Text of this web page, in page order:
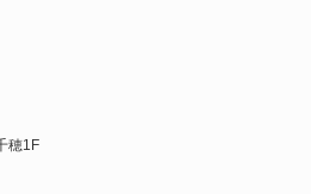
穂1F